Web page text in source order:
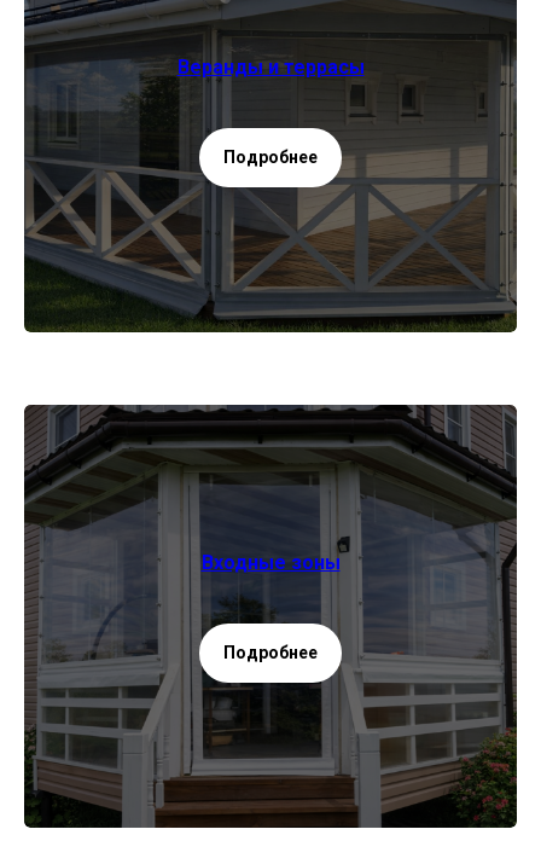
Веранды и террасы
Подробнее
Входные зоны
Подробнее